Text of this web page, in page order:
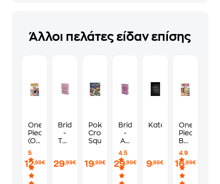
Άλλοι πελάτες είδαν επίσης
One
Piece
(Omnibus
Vol.
4
5
12,99€
Bridgerton
-
The
I
29,99€
PokéMon
Crochet
Squares
19,99€
Bridgerton
-
An
From
A
Gentleman
(Bridgertons
4.5
29,99€
Katabasis
9,66€
One
Piece-
Baroque
13-
14-
15,
Vol.
4.9
16,99€